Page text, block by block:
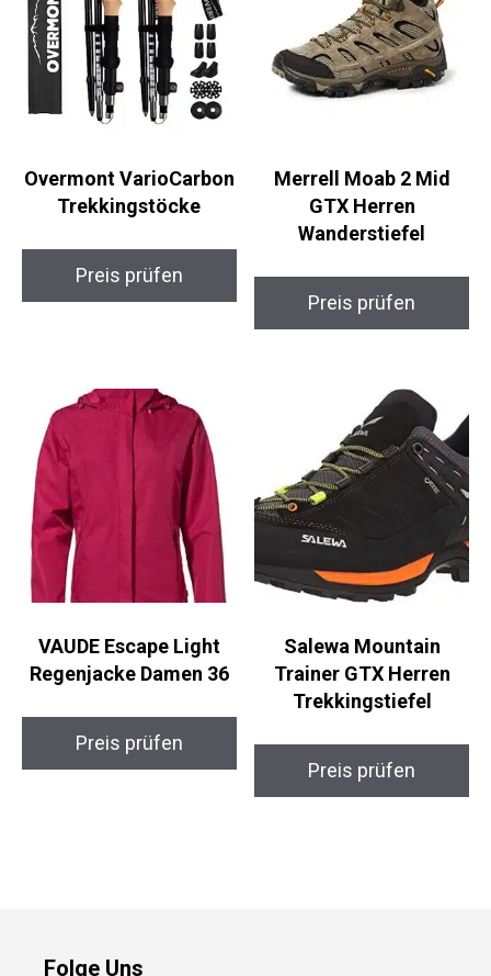
Overmont
Trekkingstöcke
Merrell Moab 2 Mid
GTX Herren
VAUDE Escape Light
Preis prüfen
Salewa Mountain
Trainer GTX Herren
Preis prüfen